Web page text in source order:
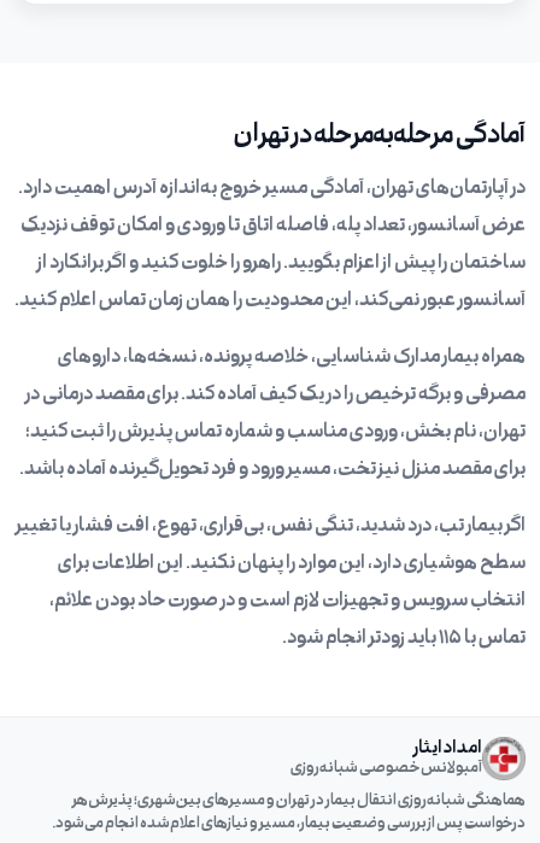
آمادگی مرحله‌به‌مرحله در تهران
در آپارتمان‌های تهران، آمادگی مسیر خروج به‌اندازه آدرس اهمیت دارد.
عرض آسانسور، تعداد پله، فاصله اتاق تا ورودی و امکان توقف نزدیک
ساختمان را پیش از اعزام بگویید. راهرو را خلوت کنید و اگر برانکارد از
آسانسور عبور نمی‌کند، این محدودیت را همان زمان تماس اعلام کنید.
همراه بیمار مدارک شناسایی، خلاصه پرونده، نسخه‌ها، داروهای
مصرفی و برگه ترخیص را در یک کیف آماده کند. برای مقصد درمانی در
تهران، نام بخش، ورودی مناسب و شماره تماس پذیرش را ثبت کنید؛
برای مقصد منزل نیز تخت، مسیر ورود و فرد تحویل‌گیرنده آماده باشد.
اگر بیمار تب، درد شدید، تنگی نفس، بی‌قراری، تهوع، افت فشار یا تغییر
سطح هوشیاری دارد، این موارد را پنهان نکنید. این اطلاعات برای
انتخاب سرویس و تجهیزات لازم است و در صورت حاد بودن علائم،
تماس با ۱۱۵ باید زودتر انجام شود.
امداد ایثار
آمبولانس خصوصی شبانه‌روزی
هماهنگی شبانه‌روزی انتقال بیمار در تهران و مسیرهای بین‌شهری؛ پذیرش هر
درخواست پس از بررسی وضعیت بیمار، مسیر و نیازهای اعلام‌شده انجام می‌شود.